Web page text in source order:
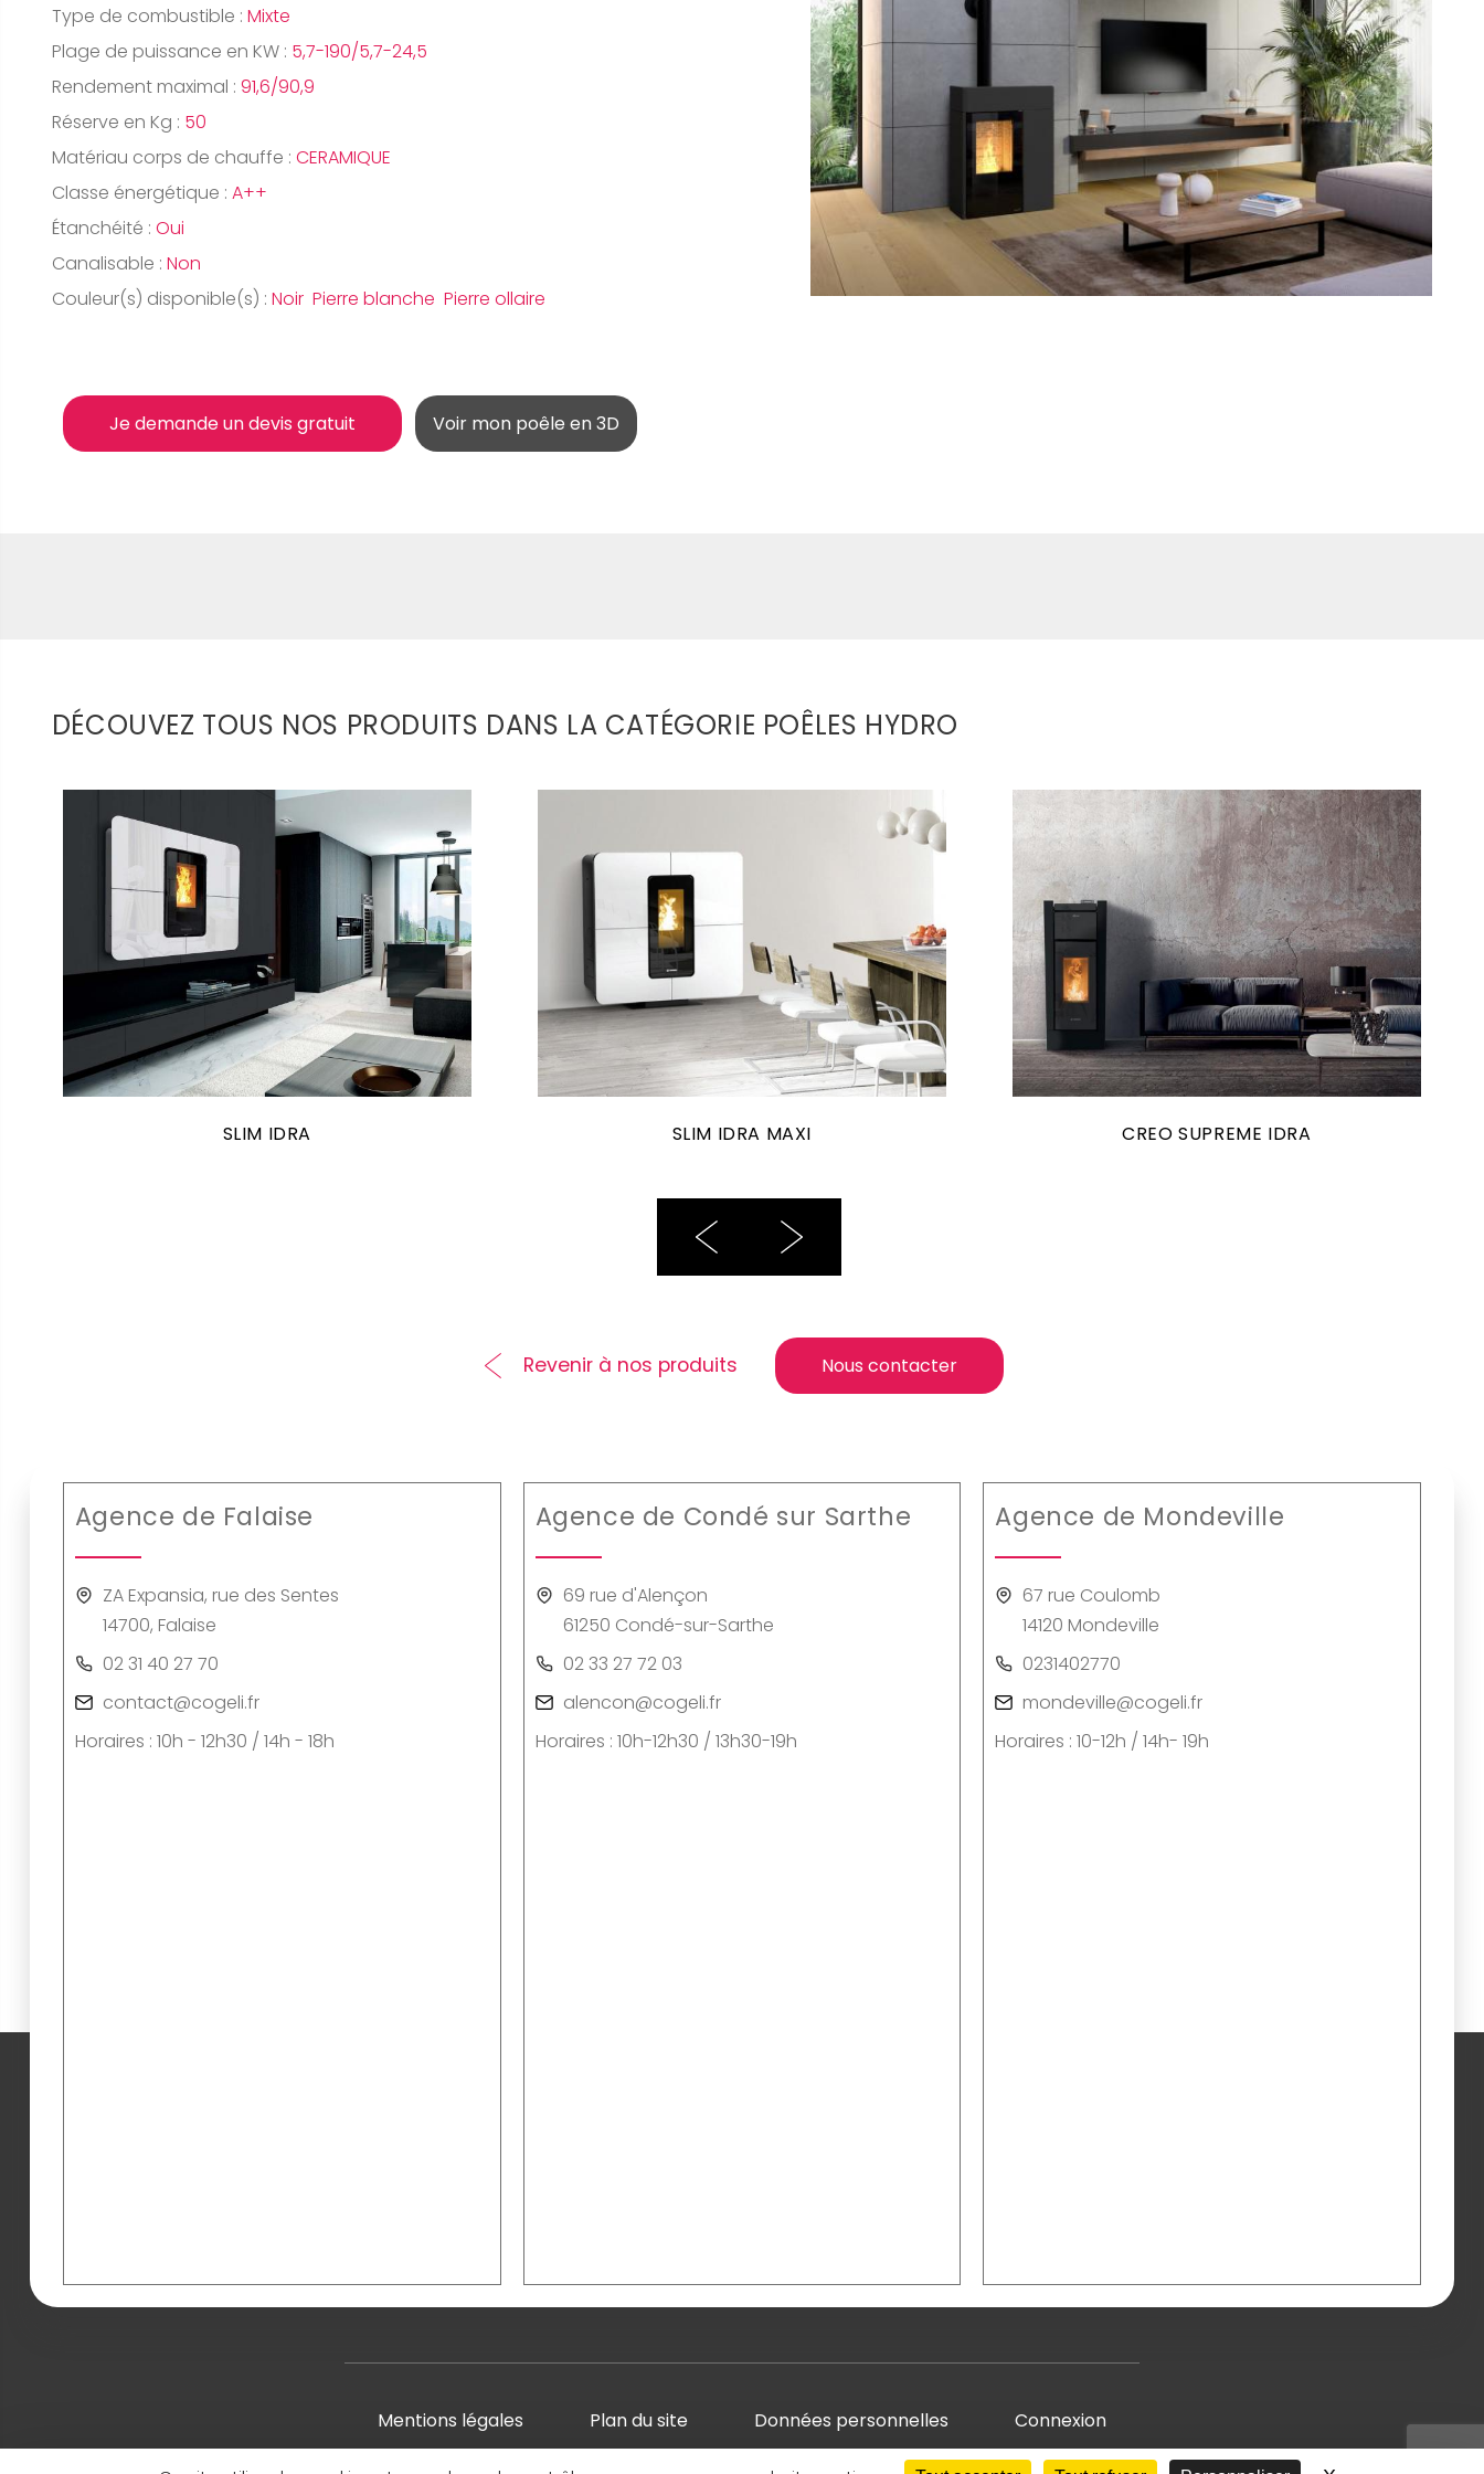
Type de combustible : Mixte
Plage de puissance en KW : 5,7-190/5,7-24,5
Rendement maximal : 91,6/90,9
Réserve en Kg : 50
Matériau corps de chauffe : CERAMIQUE
Classe énergétique : A++
Étanchéité : Oui
Canalisable : Non
Couleur(s) disponible(s) : Noir Pierre blanche Pierre ollaire
Je demande un devis gratuit Voir mon poêle en 3D
DÉCOUVEZ TOUS NOS PRODUITS DANS LA CATÉGORIE POÊLES HYDRO
SLIM IDRA SLIM IDRA MAXI CREO SUPREME IDRA
Revenir à nos produits Nous contacter
Agence de Falaise
ZA Expansia, rue des Sentes
14700, Falaise
02 31 40 27 70
contact@cogeli.fr
Horaires : 10h - 12h30 / 14h - 18h
Agence de Condé sur Sarthe
69 rue d'Alençon
61250 Condé-sur-Sarthe
02 33 27 72 03
alencon@cogeli.fr
Horaires : 10h-12h30 / 13h30-19h
Agence de Mondeville
67 rue Coulomb
14120 Mondeville
0231402770
mondeville@cogeli.fr
Horaires : 10-12h / 14h- 19h
Mentions légales Plan du site Données personnelles Connexion